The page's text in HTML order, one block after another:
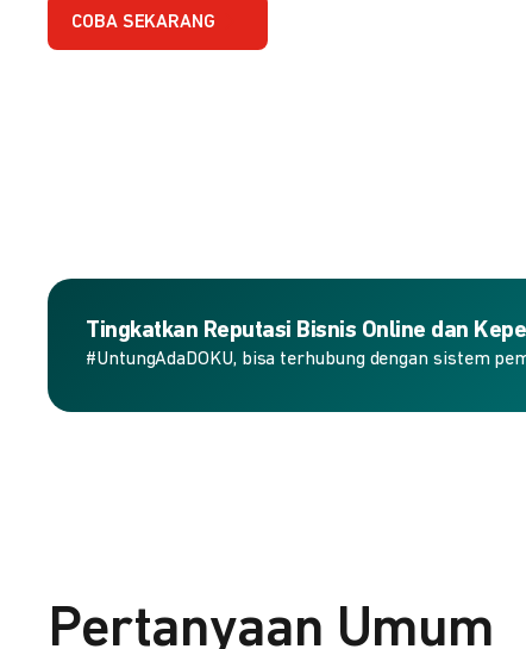
COBA SEKARANG
Tingkatkan Reputasi Bisnis Online dan
#UntungAdaDOKU, bisa terhubung dengan sistem
Pertanyaan Umum